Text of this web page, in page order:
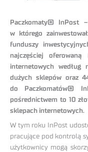
Paczkomaty® InPost
w którego
funduszy
najczęściej
internetowych według
dużych sklepów oraz
do Paczkomatów®
pośrednictwem to 10
sklepach internetowych.
W tym roku InPost
pracujące pod kontrolą
użytkownicy mogą